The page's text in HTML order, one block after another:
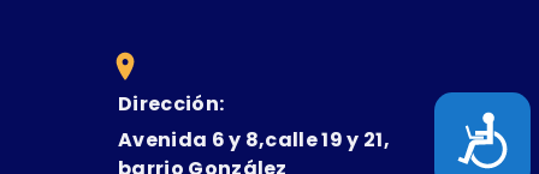
Dirección:
Avenida 6 y 8,calle 19 y 21,